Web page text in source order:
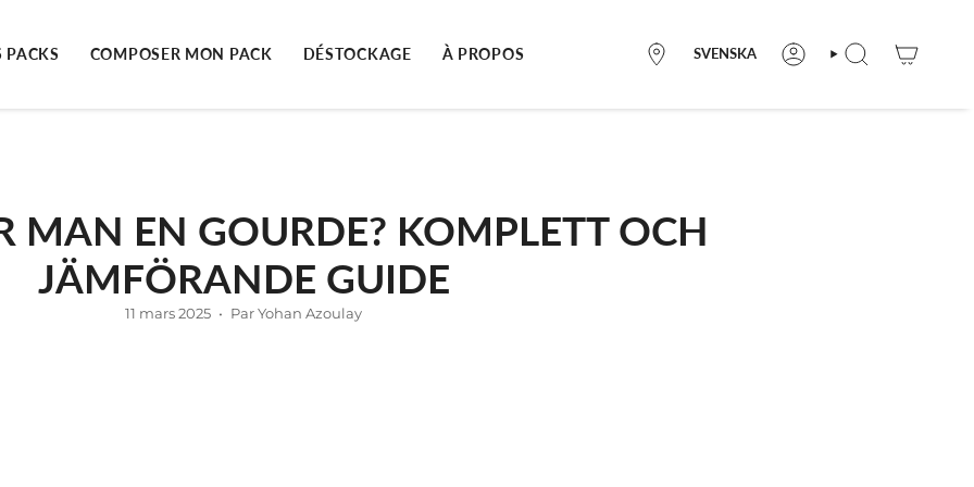
PACKS COMPOSER MON PACK DÉSTOCKAGE À PROPOS
OÙ
LANGUE
SVENSKA COMPTE RECHERCHE
MAN EN GOURDE? KOMPLETT OCH
JÄMFÖRANDE GUIDE
11 mars 2025 Par Yohan Azoulay